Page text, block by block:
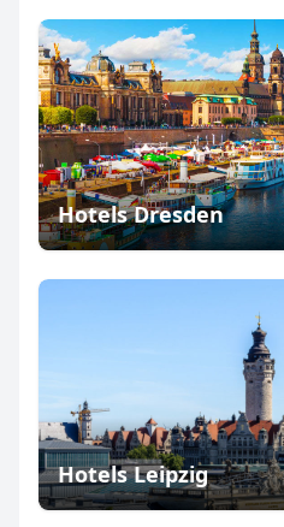
Hotels Dresden
Hotels Leipzig